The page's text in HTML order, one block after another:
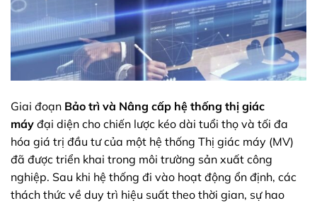
Giai đoạn Bảo trì và Nâng cấp hệ thống thị giác
máy đại diện cho chiến lược kéo dài tuổi thọ và tối đa
hóa giá trị đầu tư của một hệ thống Thị giác máy (MV)
đã được triển khai trong môi trường sản xuất công
nghiệp. Sau khi hệ thống đi vào hoạt động ổn định, các
thách thức về duy trì hiệu suất theo thời gian, sự hao